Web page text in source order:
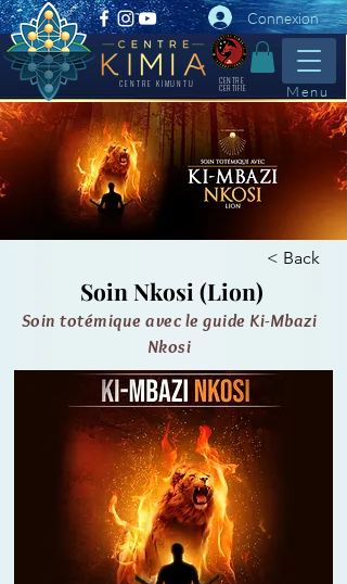
Menu
Connexion
CENTRE KIMUNTU CENTRE
CERTIFIE
Soin Nkosi (Lion)
< Back
Soin totémique avec le guide Ki-Mbazi
Nkosi